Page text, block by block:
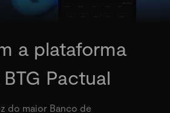
a plataforma
Pactual
do maior Banco de